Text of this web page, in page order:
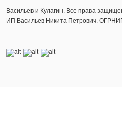
Васильев и Кулагин. Все права
ИП Васильев Никита Петрович.